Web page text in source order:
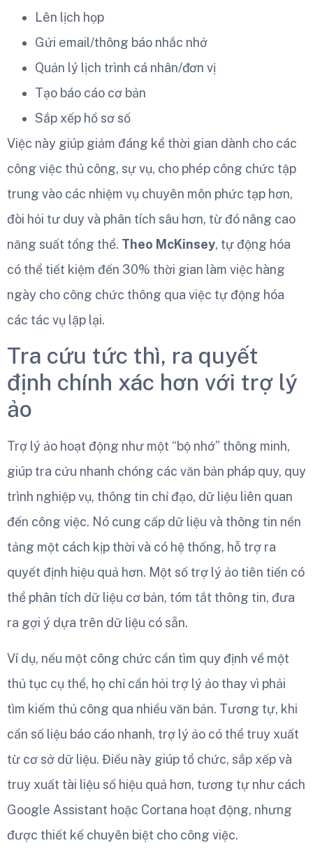
Lên lịch họp
Gửi email/thông báo nhắc nhở
Quản lý lịch trình cá nhân/đơn vị
Tạo báo cáo cơ bản
Sắp xếp hồ sơ số
Việc này giúp giảm đáng kể thời gian dành cho các
công việc thủ công, sự vụ, cho phép công chức tập
trung vào các nhiệm vụ chuyên môn phức tạp hơn,
đòi hỏi tư duy và phân tích sâu hơn, từ đó nâng cao
năng suất tổng thể. Theo McKinsey, tự động hóa
có thể tiết kiệm đến 30% thời gian làm việc hàng
ngày cho công chức thông qua việc tự động hóa
các tác vụ lặp lại.
Tra cứu tức thì, ra quyết
định chính xác hơn với trợ lý
ảo
Trợ lý ảo hoạt động như một “bộ nhớ” thông minh,
giúp tra cứu nhanh chóng các văn bản pháp quy, quy
trình nghiệp vụ, thông tin chỉ đạo, dữ liệu liên quan
đến công việc. Nó cung cấp dữ liệu và thông tin nền
tảng một cách kịp thời và có hệ thống, hỗ trợ ra
quyết định hiệu quả hơn. Một số trợ lý ảo tiên tiến có
thể phân tích dữ liệu cơ bản, tóm tắt thông tin, đưa
ra gợi ý dựa trên dữ liệu có sẵn.
Ví dụ, nếu một công chức cần tìm quy định về một
thủ tục cụ thể, họ chỉ cần hỏi trợ lý ảo thay vì phải
tìm kiếm thủ công qua nhiều văn bản. Tương tự, khi
cần số liệu báo cáo nhanh, trợ lý ảo có thể truy xuất
từ cơ sở dữ liệu. Điều này giúp tổ chức, sắp xếp và
truy xuất tài liệu số hiệu quả hơn, tương tự như cách
Google Assistant hoặc Cortana hoạt động, nhưng
được thiết kế chuyên biệt cho công việc.